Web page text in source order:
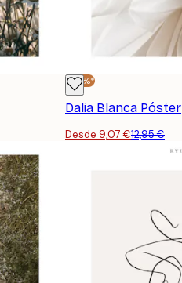
-30%*
Dalia Blanca Póster
Desde 9,07 €12,95 €
SUSCRIBETE